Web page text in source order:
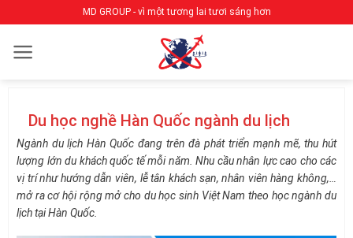
qua
nội
MD GROUP - vì một tương lai tươi sáng hơn
Du học nghề Hàn Quốc ngành du lịch
Ngành du lịch Hàn Quốc đang trên đà phát triển mạnh mẽ, thu hút
lượng lớn du khách quốc tế mỗi năm. Nhu cầu nhân lực cao cho các
vị trí như hướng dẫn viên, lễ tân khách sạn, nhân viên hàng không,…
mở ra cơ hội rộng mở cho du học sinh Việt Nam theo học ngành du
lịch tại Hàn Quốc.